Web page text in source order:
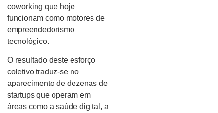
coworking que hoje
funcionam como motores de
empreendedorismo
tecnológico.
O resultado deste esforço
coletivo traduz-se no
aparecimento de dezenas de
startups que operam em
áreas como a saúde digital, a